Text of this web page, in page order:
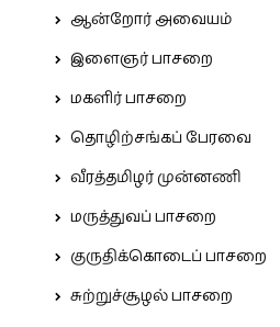
ஆன்றோர் அவையம்
இளைஞர் பாசறை
மகளிர் பாசறை
தொழிற்சங்கப் பேரவை
வீரத்தமிழர் முன்னணி
மருத்துவப் பாசறை
குருதிக்கொடைப் பாசறை
சுற்றுச்சூழல் பாசறை